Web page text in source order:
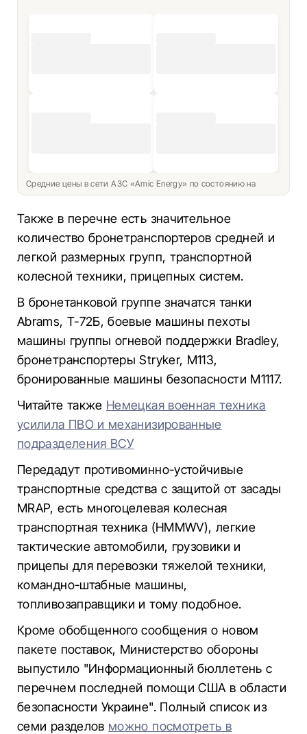
Средние цены в сети АЗС «Amic Energy» по состоянию на
Также в перечне есть значительное
количество бронетранспортеров средней и
легкой размерных групп, транспортной
колесной техники, прицепных систем.
В бронетанковой группе значатся танки
Abrams, Т-72Б, боевые машины пехоты
машины группы огневой поддержки Bradley,
бронетранспортеры Stryker, M113,
бронированные машины безопасности M1117.
Читайте также Немецкая военная техника
усилила ПВО и механизированные
подразделения ВСУ
Передадут противоминно-устойчивые
транспортные средства с защитой от засады
MRAP, есть многоцелевая колесная
транспортная техника (HMMWV), легкие
тактические автомобили, грузовики и
прицепы для перевозки тяжелой техники,
командно-штабные машины,
топливозаправщики и тому подобное.
Кроме обобщенного сообщения о новом
пакете поставок, Министерство обороны
выпустило "Информационный бюллетень с
перечнем последней помощи США в области
безопасности Украине". Полный список из
семи разделов можно посмотреть в